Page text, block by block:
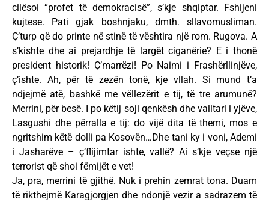
cilësoi “profet të demokracisë”, s’kje shqiptar. Fshijeni
kujtese. Pati gjak boshnjaku, dmth. sllavomusliman.
Ç’turp që do printe në stinë të vështira një rom. Rugova. A
s’kishte dhe ai prejardhje të largët ciganërie? E i thonë
president historik! Ç’marrëzi! Po Naimi i Frashërllinjëve,
ç’ishte. Ah, për të zezën tonë, kje vllah. Si mund t’a
ndjejmë atë, bashkë me vëllezërit e tij, të tre arumunë?
Merrini, për besë. I po këtij soji qenkësh dhe valltari i yjëve,
Lasgushi dhe përralla e tij: do vijë dita të themi, mos e
ngritshim këtë dolli pa Kosovën…Dhe tani ky i voni, Ademi
i Jasharëve – ç’flijimtar ishte, vallë? Ai s’kje veçse një
terrorist që shoi fëmijët e vet!
Ja, pra, merrini të gjithë. Nuk i prehin zemrat tona. Duam
të rikthejmë Karagjorgjen dhe ndonjë vezir a sadrazem të